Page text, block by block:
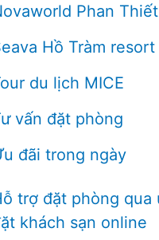
Phan Thiết
Hồ Tràm resort
du lịch MICE
vấn đặt phòng
đãi trong ngày
trợ đặt phòng qua
khách sạn online